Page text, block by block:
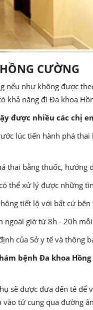
CƯỜNG
nếu như không được
khả năng đi Đa khoa
được nhiều các chị
lúc tiến hành phá
thai bằng thuốc, hướng
thể xử lý được những
tiết lộ với bất cứ bên
ngoài giờ từ 8h - 20h
của Sở y tế và thông
bệnh Đa khoa
sẽ được đưa đến tê để
tử cung qua đường